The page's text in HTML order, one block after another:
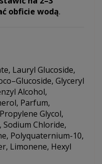
obficie wodą.
Lauryl Glucoside,
Glyceryl
Alcohol,
Parfum,
Glycol,
Sodium Chloride,
Polyquaternium-10,
Limonene, Hexyl